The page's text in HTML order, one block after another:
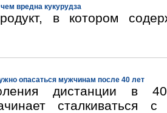
вредна кукурудза
в котором
опасаться мужчинам после 40 лет
дистанции в
сталкиваться